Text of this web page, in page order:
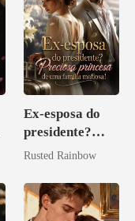
Ex-esposa do
presidente?
Preciosa
família
mafiosa!
Rusted Rainbow